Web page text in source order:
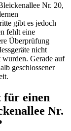
Nr. 20,
gibt es jedoch
fehlt eine
Überprüfung
nicht
wurden. Gerade auf
geschlossener
für einen
Nr.